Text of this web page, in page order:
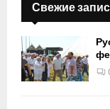
Свежие